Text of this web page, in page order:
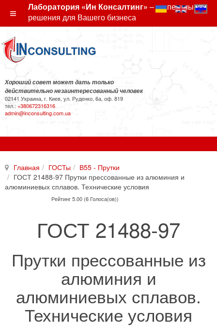
Лаборатория «Ин Консалтинг» – экспертные
решения для Вашего бизнеса
Хороший совет может дать только
действительно незаинтересованный человек
02141 Украина, г. Киев, ул. Руденко, 6а, оф. 819
тел.: +380672316316
admin@inconsulting.com.ua
Главная ГОСТы
В55 - Прутки
ГОСТ 21488-97 Прутки прессованные из алюминия и
алюминиевых сплавов. Технические условия
Рейтинг 5.00 (6 Голоса(ов))
ГОСТ 21488-97
Прутки прессованные из
алюминия и
алюминиевых сплавов.
Технические условия